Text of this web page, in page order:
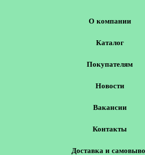
О компании
Каталог
Покупателям
Новости
Вакансии
Контакты
Доставка и